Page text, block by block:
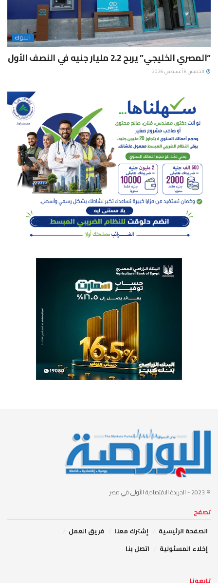
البنوك
“المصري الخليجي” يربح 2.2 مليار جنيه في النصف الأول
الخميس 6 أغسطس 2026
© 2023 - الجريدة الاقتصادية الأولى في مصر
تصفح
الصفحة الرئيسية
إشترك معنا
فريق العمل
إخلاء المسئولية
اتصل بنا
تابعونا